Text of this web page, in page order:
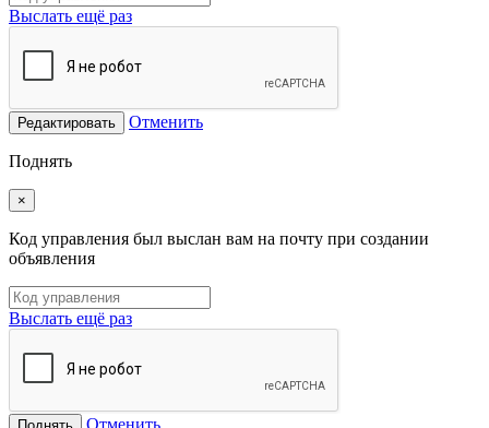
Выслать ещё раз
Редактировать Отменить
Поднять
×
Код управления был выслан вам на почту при создании
объявления
Выслать ещё раз